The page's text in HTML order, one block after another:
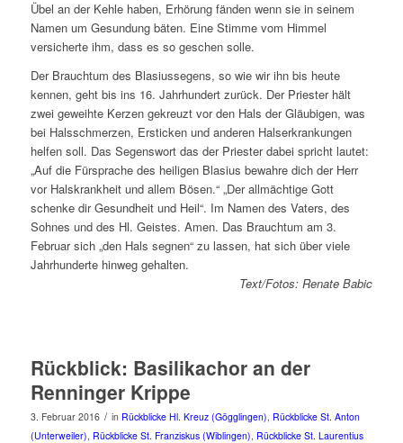
Übel an der Kehle haben, Erhörung fänden wenn sie in seinem
Namen um Gesundung bäten. Eine Stimme vom Himmel
versicherte ihm, dass es so geschen solle.
Der Brauchtum des Blasiussegens, so wie wir ihn bis heute
kennen, geht bis ins 16. Jahrhundert zurück. Der Priester hält
zwei geweihte Kerzen gekreuzt vor den Hals der Gläubigen, was
bei Halsschmerzen, Ersticken und anderen Halserkrankungen
helfen soll. Das Segenswort das der Priester dabei spricht lautet:
Auf die Fürsprache des heiligen Blasius bewahre dich der Herr
vor Halskrankheit und allem Bösen.
Der allmächtige Gott
schenke dir Gesundheit und Heil . Im Namen des Vaters, des
Sohnes und des Hl. Geistes. Amen. Das Brauchtum am 3.
Februar sich den Hals segnen zu lassen, hat sich über viele
Jahrhunderte hinweg gehalten.
Text/Fotos: Renate Babic
Rückblick: Basilikachor an der
Renninger Krippe
3. Februar 2016 / in Rückblicke Hl. Kreuz (Gögglingen) Rückblicke St. Anton
(Unterweiler) Rückblicke St. Franziskus (Wiblingen) Rückblicke St. Laurentius